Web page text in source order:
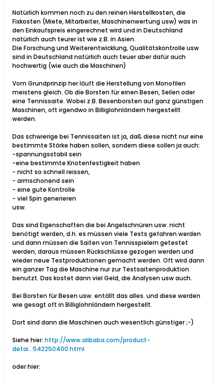
Natürlich kommen noch zu den reinen Herstellkosten, die
Fixkosten (Miete, Mitarbeiter, Maschinenwertung usw) was in
den Einkaufspreis eingerechnet wird und in Deutschland
natürlich auch teurer ist wie z.B. in Asien.
Die Forschung und Weiterentwicklung, Qualitätskontrolle usw
sind in Deutschland natürlich auch teuer aber dafür auch
hochwertig (wie auch die Maschinen)
Vom Grundprinzip her läuft die Herstellung von Monofilen
meistens gleich. Ob die Borsten für einen Besen, Seilen oder
eine Tennissaite. Wobei z.B. Besenborsten auf ganz günstigen
Maschinen, oft irgendwo in Billiglohnländern hergestellt
werden.
Das schwierige bei Tennissaiten ist ja, daß diese nicht nur eine
bestimmte Stärke haben sollen, sondern diese sollen ja auch:
-spannungsstabil sein
-eine bestimmte Knotenfestigkeit haben
- nicht so schnell reissen,
- armschonend sein
- eine gute Kontrolle
- viel Spin generieren
usw.
Das sind Eigenschaften die bei Angelschnüren usw. nicht
benötigt werden, d.h. es müssen viele Tests gefahren werden
und dann müssen die Saiten von Tennisspielern getestet
werden, daraus müssen Rückschlüsse gezogen werden und
wieder neue Testproduktionen gemacht werden. Oft wird dann
ein ganzer Tag die Maschine nur zur Testsaitenproduktion
benutzt. Das kostet dann viel Geld, die Analysen usw auch.
Bei Borsten für Besen usw. entällt das alles. und diese werden
wie gesagt oft in Billiglohnländern hergestellt.
Dort sind dann die Maschinen auch wesentlich günstiger ;-)
Siehe hier: http://www.alibaba.com/product-
detai...542250400.html
oder hier: